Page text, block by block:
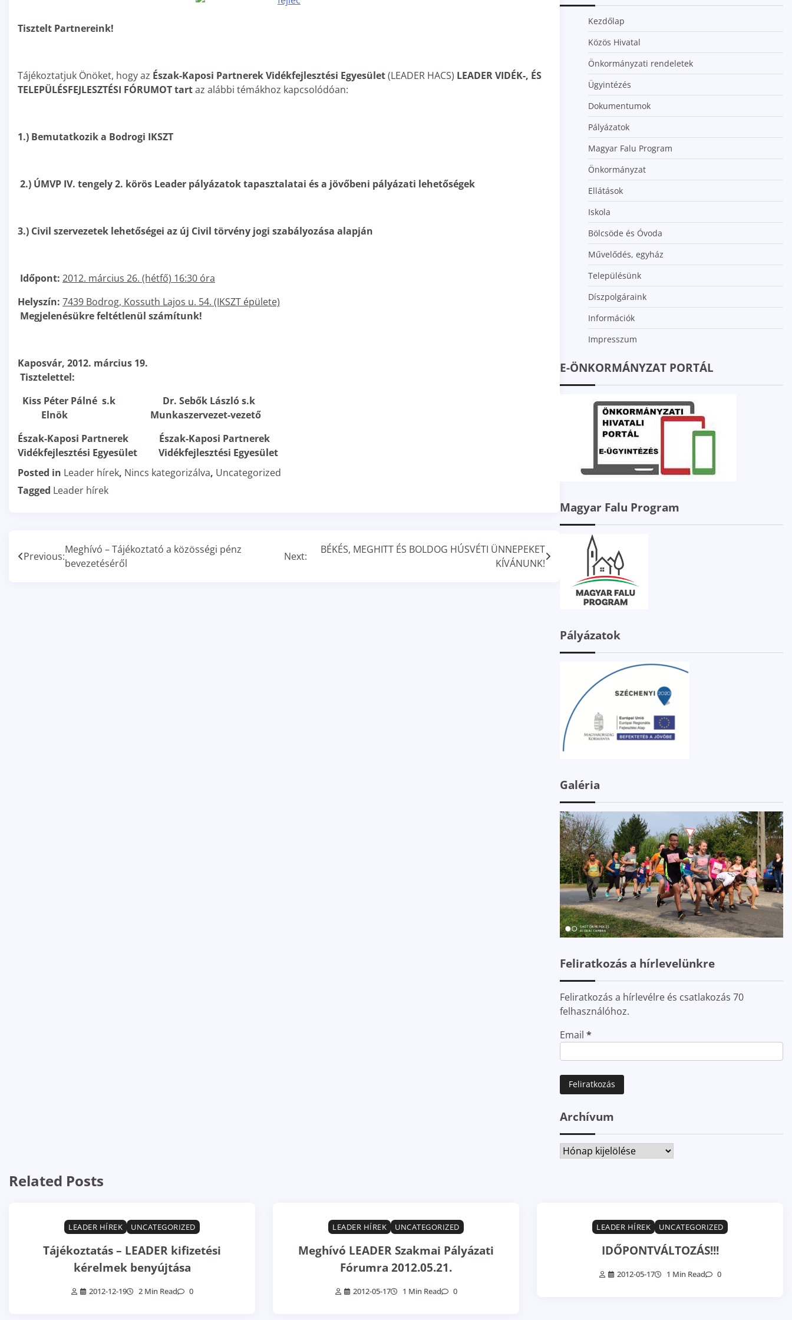
Tisztelt Partnereink!
Tájékoztatjuk Önöket, hogy az Észak-Kaposi Partnerek Vidékfejlesztési Egyesület(LEADER HACS) LEADERVIDÉK-, ÉS
TELEPÜLÉSFEJLESZTÉSI FÓRUMOT tartaz alábbi témákhoz kapcsolódóan:
1.) Bemutatkozik a Bodrogi IKSZT
2.) ÚMVP IV. tengely 2. körös Leader pályázatok tapasztalatai és a jövőbeni pályázati lehetőségek
3.) Civil szervezetek lehetőségei az új Civil törvény jogi szabályozása alapján
Időpont: 2012. március 26. (hétfő) 16:30 óra
Helyszín: 7439 Bodrog, Kossuth Lajos u. 54. (IKSZT épülete)
Megjelenésükre feltétlenül számítunk!
Kaposvár, 2012. március 19.
Tisztelettel:
Kiss Péter Pálné s.k
Dr. Sebők László s.k
Elnök
Munkaszervezet-vezető
Észak-Kaposi Partnerek Észak-Kaposi Partnerek
Vidékfejlesztési Egyesület Vidékfejlesztési Egyesület
Posted in Leader hírek, Nincs kategorizálva, Uncategorized
Tagged Leader hírek
Bejegyzés
navigáció
Previous:
Meghívó – Tájékoztató a közösségi pénz
bevezetéséről
Next:
BÉKÉS, MEGHITT ÉS BOLDOG HÚSVÉTI ÜNNEPEKET
KÍVÁNUNK!
Kezdőlap
Közös Hivatal
Önkormányzati rendeletek
Ügyintézés
Dokumentumok
Pályázatok
Magyar Falu Program
Önkormányzat
Ellátások
Iskola
Bölcsöde és Óvoda
Művelődés, egyház
Településünk
Díszpolgáraink
Információk
Impresszum
E-ÖNKORMÁNYZAT PORTÁL
Magyar Falu Program
Pályázatok
Galéria
Feliratkozás a hírlevelünkre
Feliratkozás a hírlevélre és csatlakozás 70
felhasználóhoz.
Email *
Archívum
Archívum
Related Posts
LEADER HÍREK UNCATEGORIZED
Tájékoztatás – LEADER kifizetési
kérelmek benyújtása
2012-12-19 2 Min Read 0
LEADER HÍREK UNCATEGORIZED
Meghívó LEADER Szakmai Pályázati
Fórumra 2012.05.21.
2012-05-17 1 Min Read 0
LEADER HÍREK UNCATEGORIZED
IDŐPONTVÁLTOZÁS!!!
2012-05-17 1 Min Read 0